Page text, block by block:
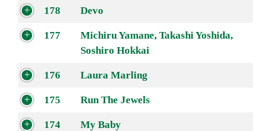
178 Devo
177
Michiru Yamane, Takashi Yoshida,
Soshiro Hokkai
176 Laura Marling
175 Run The Jewels
174 My Baby